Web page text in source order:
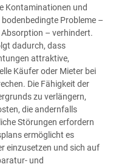
Kontaminationen und
Probleme –
– verhindert.
dadurch, dass
attraktive,
Käufer oder Mieter bei
Die Fähigkeit der
zu verlängern,
die andernfalls
Störungen erfordern
ermöglicht es
einzusetzen und sich auf
und